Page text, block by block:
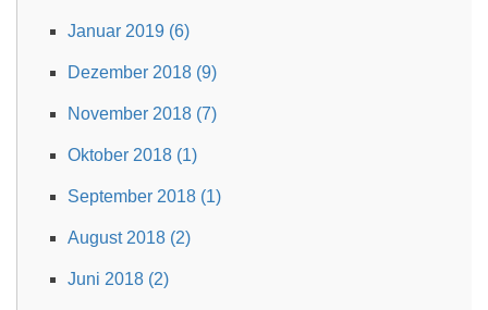
Januar 2019 (6)
Dezember 2018 (9)
November 2018 (7)
Oktober 2018 (1)
September 2018 (1)
August 2018 (2)
Juni 2018 (2)